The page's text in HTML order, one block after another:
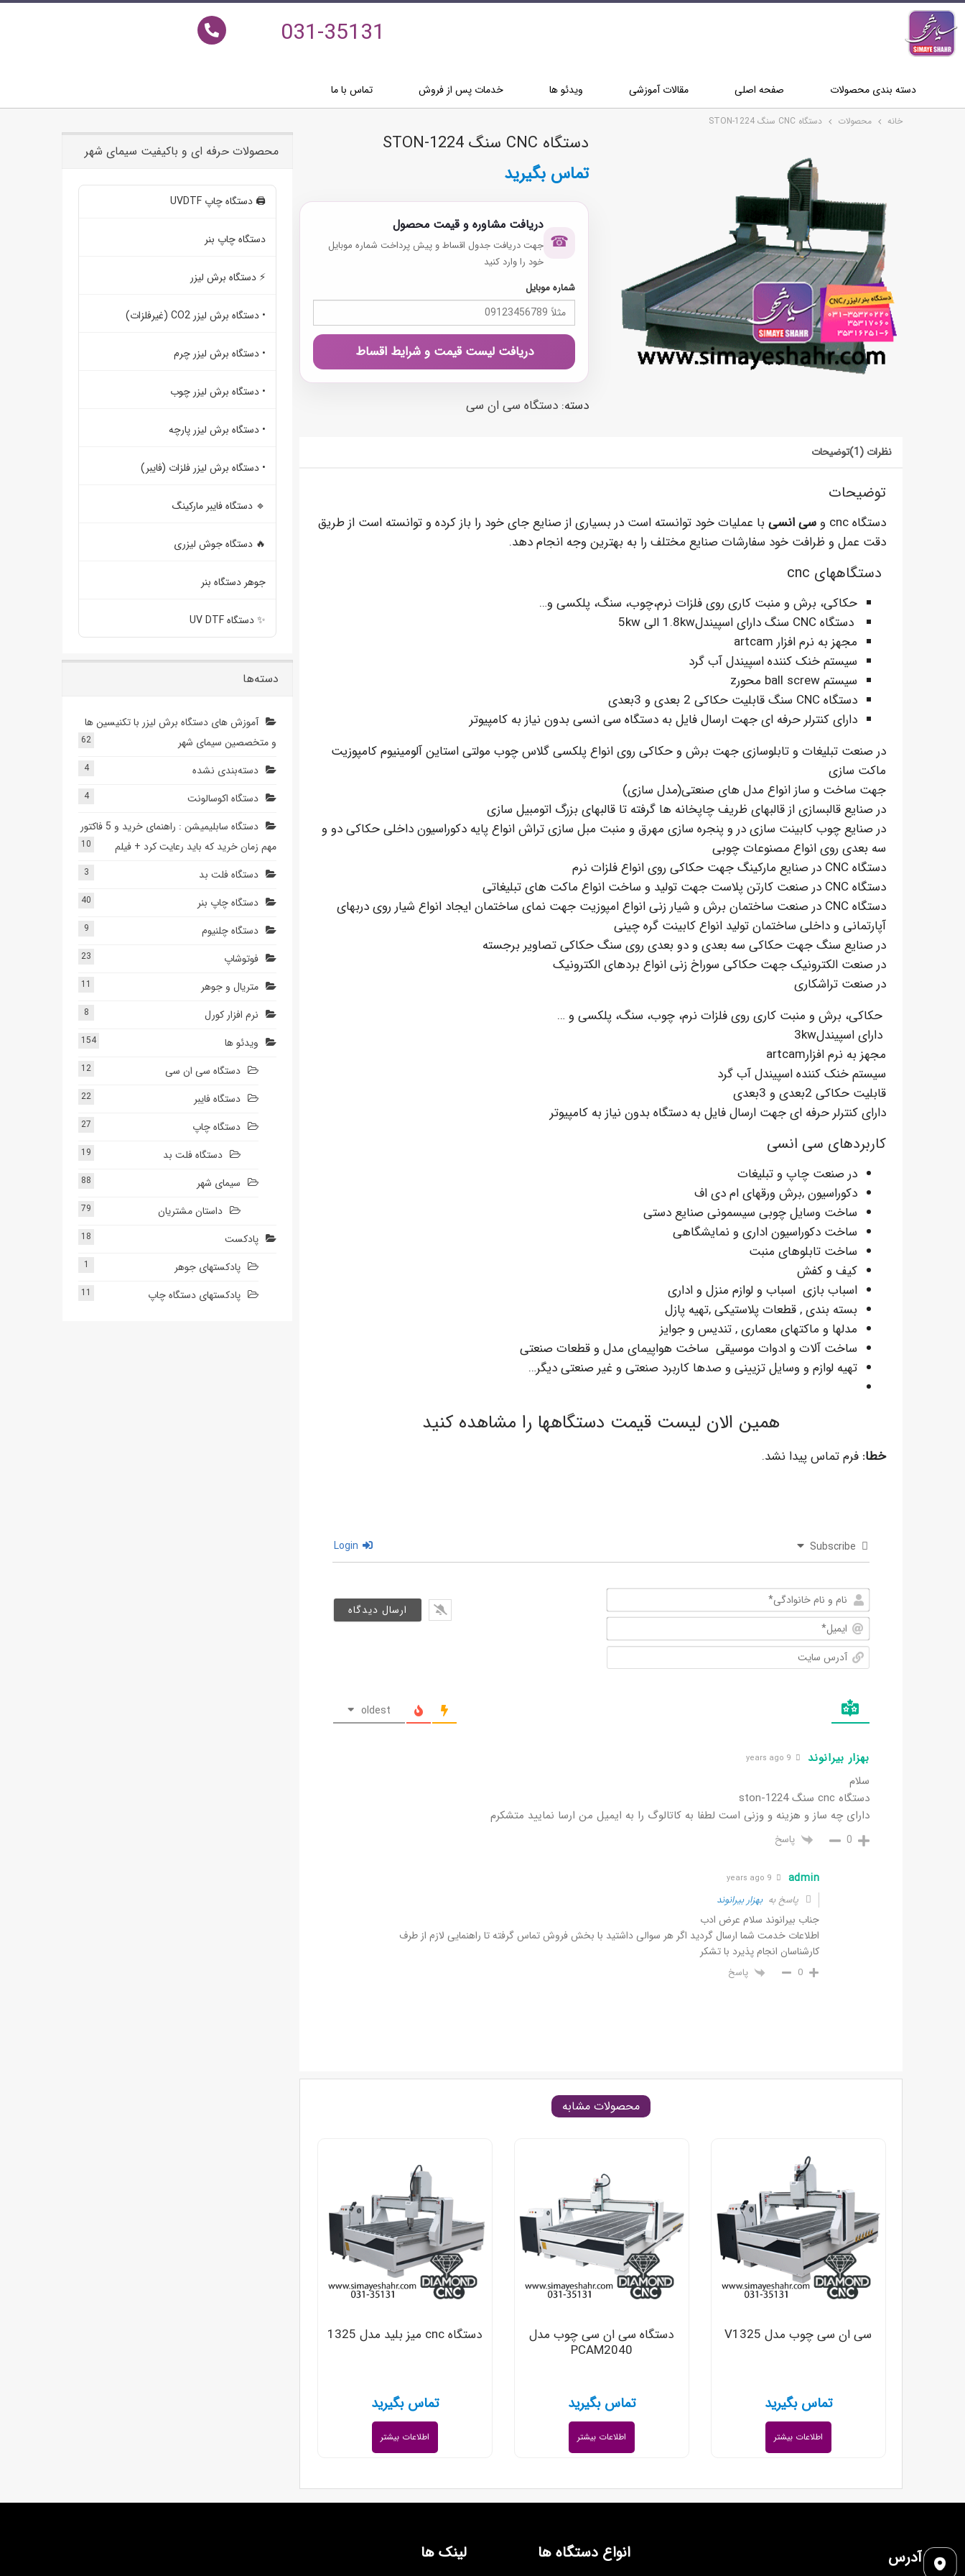
031-35131
دسته بندی محصولات صفحه اصلی مقالات آموزشی ویدئو ها خدمات پس از فروش تماس با ما
خانه محصولات دستگاه CNC سنگ STON-1224
دستگاه CNC سنگ STON-1224
تماس بگیرید
☎
دریافت مشاوره و قیمت محصول
جهت دریافت جدول اقساط و پیش پرداخت شماره موبایل
خود را وارد کنید
شماره موبایل
دریافت لیست قیمت و شرایط اقساط
دسته: دستگاه سی ان سی
توضیحات نظرات (1)
توضیحات
دستگاه cnc و سی انسی با عملیات خود توانسته است در بسیاری از صنایع جای خود را باز کرده و توانسته است از طریق
دقت عمل و ظرافت خود سفارشات صنایع مختلف را به بهترین وجه انجام دهد.
دستگاههای cnc
حکاکی، برش و منبت کاری روی فلزات نرم،چوب، سنگ، پلکسی و…
دستگاه CNC سنگ دارای اسپیندل1.8kw الی 5kw
مجهز به نرم افزار artcam
سیستم خنک کننده اسپیندل آب گرد
سیستم ball screw محورz
دستگاه CNC سنگ قابلیت حکاکی 2 بعدی و 3بعدی
دارای کنترلر حرفه ای جهت ارسال فایل به دستگاه سی انسی بدون نیاز به کامپیوتر
در صنعت تبلیغات و تابلوسازی جهت برش و حکاکی روی انواع پلکسی گلاس چوب مولتی استاین آلومینیوم کامپوزیت
ماکت سازی
جهت ساخت و ساز انواع مدل های صنعتی(مدل سازی)
در صنایع قالبسازی از قالبهای ظریف چاپخانه ها گرفته تا قالبهای بزرگ اتومبیل سازی
در صنایع چوب کابینت سازی در و پنجره سازی مهرق و منبت مبل سازی تراش انواع پایه دکوراسیون داخلی حکاکی دو و
سه بعدی روی انواع مصنوعات چوبی
دستگاه CNC در صنایع مارکینگ جهت حکاکی روی انواع فلزات نرم
دستگاه CNC در صنعت کارتن پلاست جهت تولید و ساخت انواع ماکت های تبلیغاتی
دستگاه CNC در صنعت ساختمان برش و شیار زنی انواع امپوزیت جهت نمای ساختمان ایجاد انواع شیار روی دربهای
آپارتمانی و داخلی ساختمان تولید انواع کابینت گره چینی
در صنایع سنگ جهت حکاکی سه بعدی و دو بعدی روی سنگ حکاکی تصاویر برجسته
در صنعت الکترونیک جهت حکاکی سوراخ زنی انواع بردهای الکترونیک
در صنعت تراشکاری
حکاکی، برش و منبت کاری روی فلزات نرم، چوب، سنگ، پلکسی و …
دارای اسپیندل3kw
مجهز به نرم افزارartcam
سیستم خنک کننده اسپیندل آب گرد
قابلیت حکاکی 2بعدی و 3بعدی
دارای کنترلر حرفه ای جهت ارسال فایل به دستگاه بدون نیاز به کامپیوتر
کاربردهای سی انسی
در صنعت چاپ و تبلیغات
دکوراسیون ,برش ورقهای ام دی اف
ساخت وسایل چوبی سیسمونی صنایع دستی
ساخت دکوراسیون اداری و نمایشگاهی
ساخت تابلوهای منبت
کیف و کفش
اسباب بازی اسباب و لوازم منزل و اداری
بسته بندی , قطعات پلاستیکی ,تهیه پازل
مدلها و ماکتهای معماری , تندیس و جوایز
ساخت آلات و ادوات موسیقی ساخت هواپیمای مدل و قطعات صنعتی
تهیه لوازم و وسایل تزیینی و صدها کاربرد صنعتی و غیر صنعتی دیگر…
همین الان لیست قیمت دستگاهها را مشاهده کنید
خطا: فرم تماس پیدا نشد.
Subscribe
و
نام
oldest
بهزار بیرانوند
سلام
دستگاه cnc سنگ ston-1224
دارای چه ساز و هزینه و وزنی است لطفا به کاتالوگ را به ایمیل من ارسا نمایید متشکرم
0 پاسخ
admin
9 years ago
پاسخ بهبهزار بیرانوند
جناب بیرانوند سلام عرض ادب
اطلاعات خدمت شما ارسال گردید اگر هر سوالی داشتید با بخش فروش تماس گرفته تا راهنمایی لازم از طرف
کارشناسان انجام پذیرد با تشکر
0 پاسخ
محصولات مشابه
سی ان سی چوب مدل V1325
تماس بگیرید
اطلاعات بیشتر
دستگاه سی ان سی چوب مدل
PCAM2040
تماس بگیرید
اطلاعات بیشتر
دستگاه cnc میز بلید مدل 1325
تماس بگیرید
اطلاعات بیشتر
محصولات حرفه ای و باکیفیت سیمای شهر
🖨️ دستگاه چاپ UVDTF
دستگاه چاپ بنر
⚡ دستگاه برش لیزر
• دستگاه برش لیزر CO2 (غیرفلزات)
• دستگاه برش لیزر چرم
• دستگاه برش لیزر چوب
• دستگاه برش لیزر پارچه
• دستگاه برش لیزر فلزات (فایبر)
🔹 دستگاه فایبر مارکینگ
🔥 دستگاه جوش لیزری
جوهر دستگاه بنر
✨ دستگاه UV DTF
دسته‌ها
آموزش های دستگاه برش لیزر با تکنیسین ها
و متخصصین سیمای شهر
62
دسته‌بندی نشده 4
دستگاه اکوسالونت 4
دستگاه سابلیمیشن : راهنمای خرید و 5 فاکتور
مهم زمان خرید که باید رعایت کرد + فیلم
10
دستگاه فلت بد 3
دستگاه چاپ بنر 40
دستگاه چلنیوم 9
فوتوشاپ 23
متریال و جوهر 11
نرم افزار کورل 8
ویدئو ها 154
دستگاه سی ان سی 12
دستگاه فایبر 22
دستگاه چاپ 27
دستگاه فلت بد 19
سیمای شهر 88
داستان مشتریان 79
پادکست 18
پادکستهای جوهر 1
پادکستهای دستگاه چاپ 11
آدرس انواع دستگاه ها لینک ها